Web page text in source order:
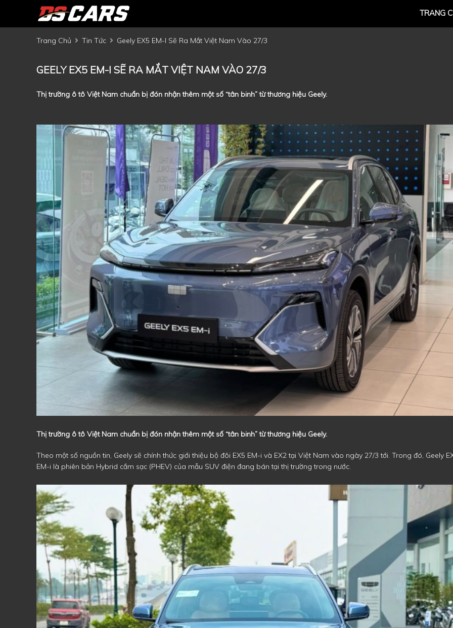
TRANG
Trang Chủ Tin Tức Geely EX5 EM-I Sẽ Ra Mắt Việt Nam Vào 27/3
GEELY EX5 EM-I SẼ RA MẮT VIỆT NAM VÀO 27/3
Thị trường ô tô Việt Nam chuẩn bị đón nhận thêm một số “tân binh” từ thương hiệu Geely.
Thị trường ô tô Việt Nam chuẩn bị đón nhận thêm một số “tân binh” từ thương hiệu Geely.
Theo một số nguồn tin, Geely sẽ chính thức giới thiệu bộ đôi EX5 EM-i và EX2 tại Việt Nam vào ngày 27/3 tới. Trong đó, Geely
EM-i là phiên bản Hybrid cắm sạc (PHEV) của mẫu SUV điện đang bán tại thị trường trong nước.